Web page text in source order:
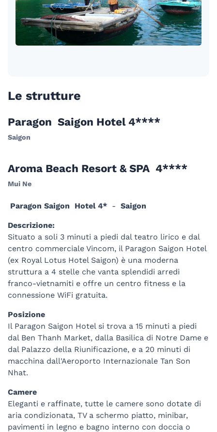
Le strutture
Paragon Saigon Hotel 4****
Saigon
Aroma Beach Resort & SPA 4****
Mui Ne
Paragon Saigon Hotel 4* - Saigon
Descrizione:
Situato a soli 3 minuti a piedi dal teatro lirico e dal
centro commerciale Vincom, il Paragon Saigon Hotel
(ex Royal Lotus Hotel Saigon) è una moderna
struttura a 4 stelle che vanta splendidi arredi
franco-vietnamiti e offre un centro fitness e la
connessione WiFi gratuita.
Posizione
Il Paragon Saigon Hotel si trova a 15 minuti a piedi
dal Ben Thanh Market, dalla Basilica di Notre Dame e
dal Palazzo della Riunificazione, e a 20 minuti di
macchina dall'Aeroporto Internazionale Tan Son
Nhat.
Camere
Eleganti e raffinate, tutte le camere sono dotate di
aria condizionata, TV a schermo piatto, minibar,
pavimenti in legno e bagno interno con doccia o